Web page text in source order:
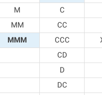
M C
MM CC
MMM CCC
CD
D
DC